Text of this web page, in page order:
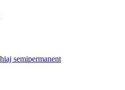
semipermanent